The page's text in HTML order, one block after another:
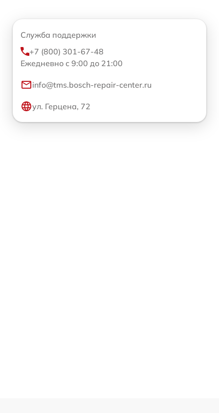
Служба поддержки
+7 (800) 301-67-48
Ежедневно с 9:00 до 21:00
info@tms.bosch-repair-center.ru
ул. Герцена, 72